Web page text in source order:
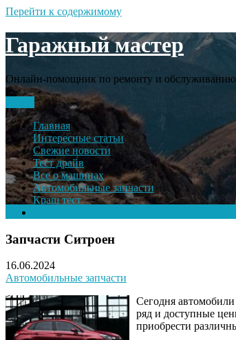
Перейти к содержимому
Гаражный мастер
Онлайн-помощник по ремонту и обслуживанию
Главная
Интересные статьи
Свежие новости
Тест драйв
Все о машинах
Автомобильные запчасти
Краш тест
Запчасти Ситроен
16.06.2024
Автомобильные запчасти
Сегодня
ряд и доступные
приобрести